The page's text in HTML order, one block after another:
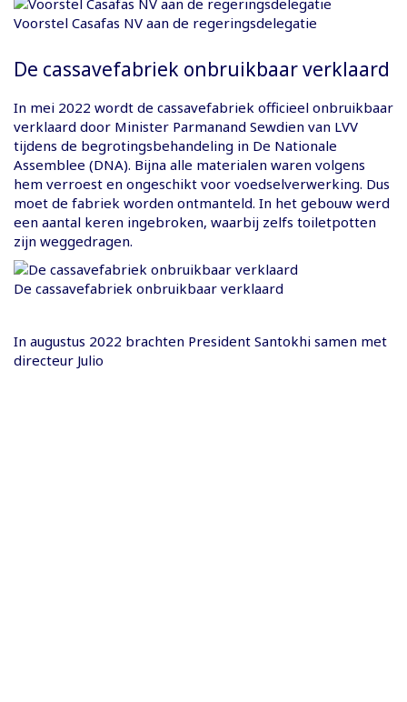
Voorstel Casafas NV aan de regeringsdelegatie
De cassavefabriek onbruikbaar verklaard
In mei 2022 wordt de cassavefabriek officieel onbruikbaar
verklaard door Minister Parmanand Sewdien van LVV
tijdens de begrotingsbehandeling in De Nationale
Assemblee (DNA). Bijna alle materialen waren volgens
hem verroest en ongeschikt voor voedselverwerking. Dus
moet de fabriek worden ontmanteld. In het gebouw werd
een aantal keren ingebroken, waarbij zelfs toiletpotten
zijn weggedragen.
De cassavefabriek onbruikbaar verklaard
In augustus 2022 brachten President Santokhi samen met
directeur Julio